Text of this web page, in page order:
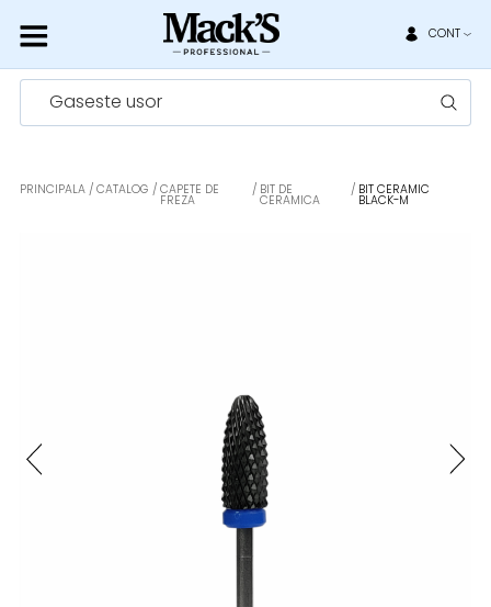
CONT
Gaseste usor
PRINCIPALA CATALOG CAPETE DE
FREZA
BIT DE
CERAMICA
BIT CERAMIC
BLACK-M